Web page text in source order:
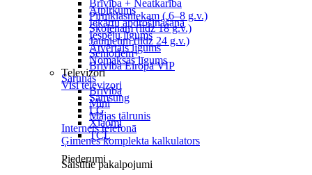
Brīvība + Neatkarība
Pirmklasniekam ( 6–8 g.v.)
Skolēnam (līdz 18 g.v.)
Jaunietim (līdz 24 g.v.)
Senioriem+
Brīvība Eiropā VIP
Sarunas
Brīvība
Mini
Mājas tālrunis
Internets telefonā
Ģimenes komplekta kalkulators
Saistītie pakalpojumi
Atpirkums
Iekārtu apdrošināšana
Iespēju līgums
Atvērtais līgums
Nomaksas līgums
Televizori
Visi televizori
Samsung
LG
Xiaomi
TCL
Piederumi